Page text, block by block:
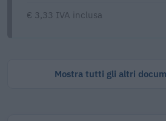
€ 3,33 IVA inclusa
Mostra tutti gli altri